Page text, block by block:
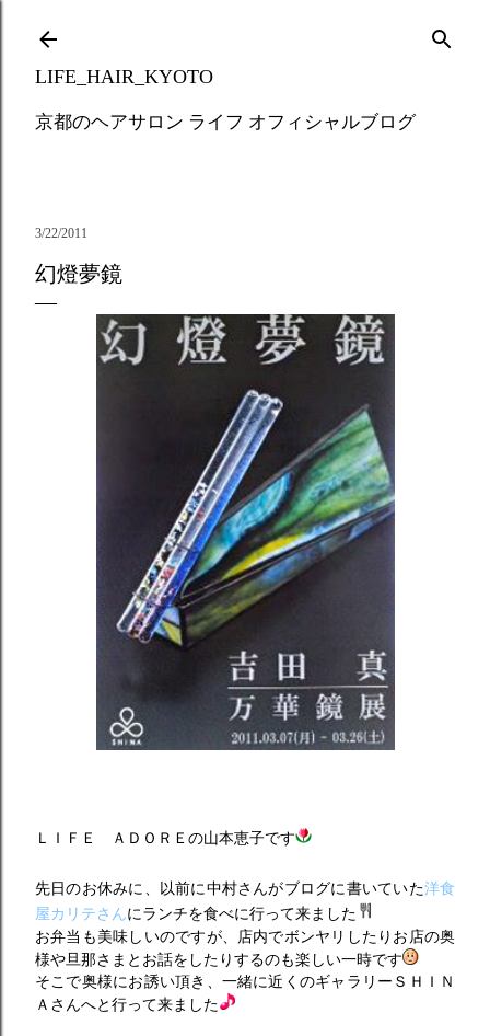
LIFE_HAIR_KYOTO
京都のヘアサロン ライフ オフィシャルブログ
3/22/2011
幻燈夢鏡
ＬＩＦＥ ＡＤＯＲＥの山本恵子です
先日のお休みに、以前に中村さんがブログに書いていた洋食
屋カリテさんにランチを食べに行って来ました
お弁当も美味しいのですが、店内でボンヤリしたりお店の奥
様や旦那さまとお話をしたりするのも楽しい一時です
そこで奥様にお誘い頂き、一緒に近くのギャラリーＳＨＩＮ
Ａさんへと行って来ました